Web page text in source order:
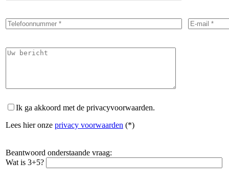
Ik ga akkoord met de privacyvoorwaarden.
Lees hier onze privacy voorwaarden (*)
Beantwoord onderstaande vraag:
Wat is 3+5?